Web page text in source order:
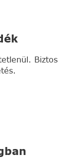
Biztos